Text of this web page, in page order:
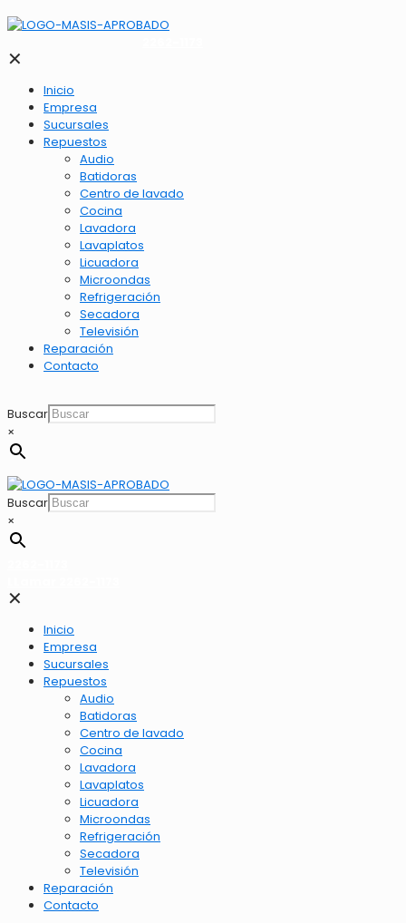
✕
Inicio
Empresa
Sucursales
Repuestos
Audio
Batidoras
Centro de lavado
Cocina
Lavadora
Lavaplatos
Licuadora
Microondas
Refrigeración
Secadora
Televisión
Reparación
Contacto
Buscar
×
Buscar
×
✕
Inicio
Empresa
Sucursales
Repuestos
Audio
Batidoras
Centro de lavado
Cocina
Lavadora
Lavaplatos
Licuadora
Microondas
Refrigeración
Secadora
Televisión
Reparación
Contacto